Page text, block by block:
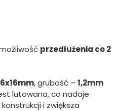
przedłużenia co 2
, grubość – 1,2mm
lutowana, co nadaje
i zwiększa